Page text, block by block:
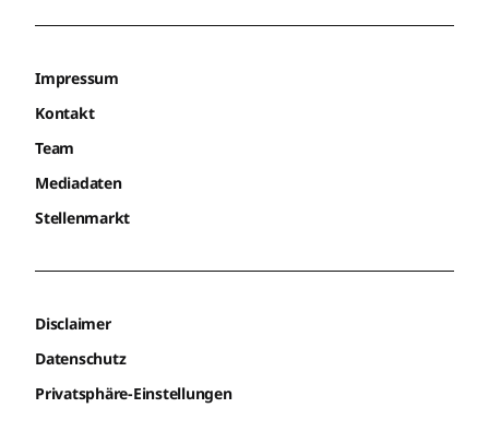
Impressum
Kontakt
Team
Mediadaten
Stellenmarkt
Disclaimer
Datenschutz
Privatsphäre-Einstellungen